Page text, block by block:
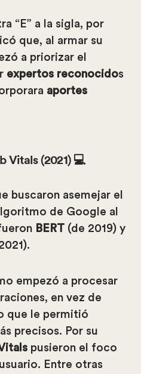
“E” a la sigla, por
que, al armar su
a priorizar el
expertos reconocidos
aportes
Vitals (2021) 💻
buscaron asemejar el
de Google al
BERT (de 2019) y
empezó a procesar
en vez de
que le permitió
precisos. Por su
pusieron el foco
Entre otras